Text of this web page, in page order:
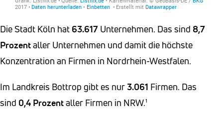
Die Stadt Köln hat 63.617 Unternehmen. Das sind 8,7
Prozentaller Unternehmen und damit die höchste
Konzentration an Firmen in Nordrhein-Westfalen.
Im Landkreis Bottrop gibt es nur3.061 Firmen. Das
sind 0,4 Prozentaller Firmen in NRW.¹